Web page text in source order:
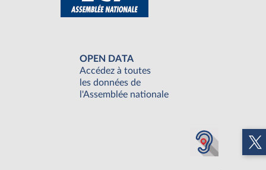
OPEN DATA
Accédez à toutes
les données de
l'Assemblée nationale